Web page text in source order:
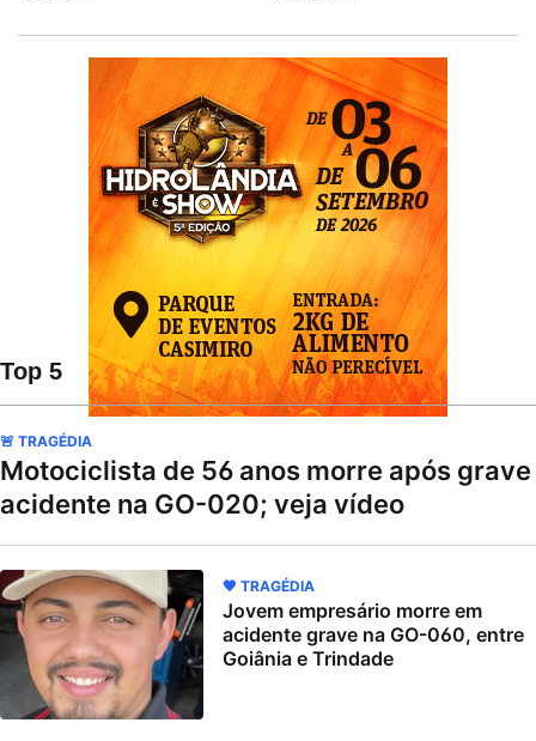
Top 5
🚨 TRAGÉDIA
Motociclista de 56 anos morre após grave
acidente na GO-020; veja vídeo
🖤 TRAGÉDIA
Jovem empresário morre em
acidente grave na GO-060, entre
Goiânia e Trindade